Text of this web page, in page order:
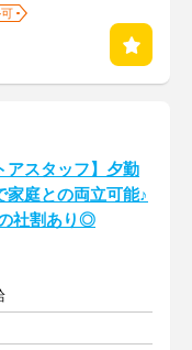
アスタッフ】夕勤
庭との両立可能♪
社割あり◎